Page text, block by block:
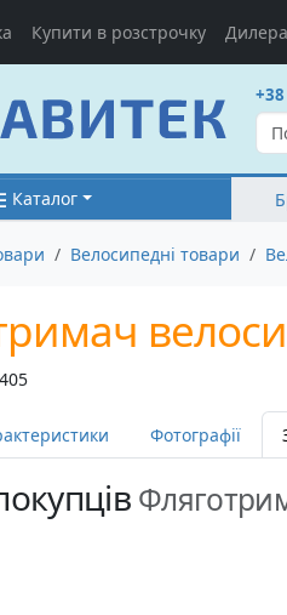
Купити в розстрочку
Каталог
Велосипедні товари
Фотографії